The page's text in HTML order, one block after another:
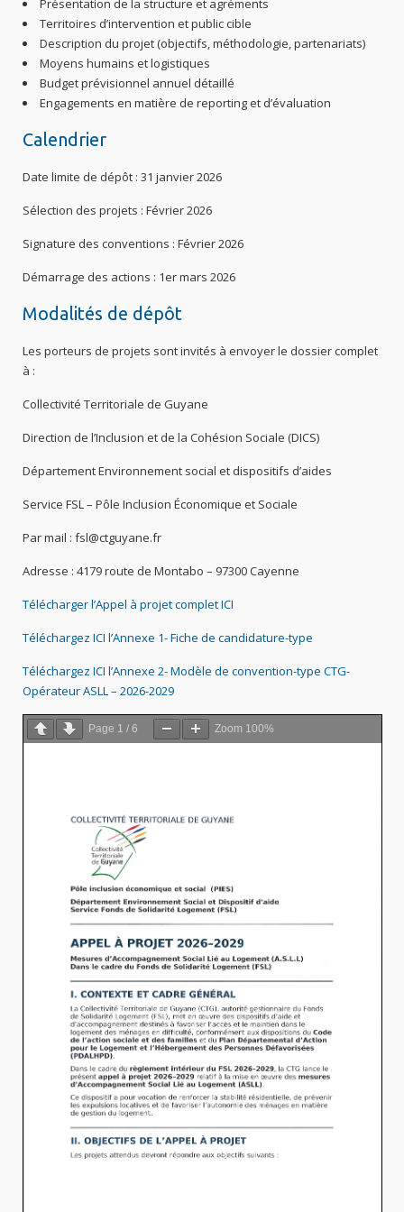
Présentation de la structure et agréments
Territoires d’intervention et public cible
Description du projet (objectifs, méthodologie, partenariats)
Moyens humains et logistiques
Budget prévisionnel annuel détaillé
Engagements en matière de reporting et d’évaluation
Calendrier
Date limite de dépôt : 31 janvier 2026
Sélection des projets : Février 2026
Signature des conventions : Février 2026
Démarrage des actions : 1er mars 2026
Modalités de dépôt
Les porteurs de projets sont invités à envoyer le dossier complet
à :
Collectivité Territoriale de Guyane
Direction de l’Inclusion et de la Cohésion Sociale (DICS)
Département Environnement social et dispositifs d’aides
Service FSL – Pôle Inclusion Économique et Sociale
Par mail : fsl@ctguyane.fr
Adresse : 4179 route de Montabo – 97300 Cayenne
Télécharger l’Appel à projet complet ICI
Téléchargez ICI l’Annexe 1- Fiche de candidature-type
Téléchargez ICI l’Annexe 2- Modèle de convention-type CTG-
Opérateur ASLL – 2026-2029
Page 1 /6 Zoom 100%